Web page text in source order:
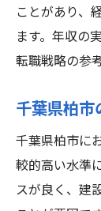
ことがあり、
ます。年収の
転職戦略の参
千葉県柏
千葉県柏市に
較的高い水準
スが良く、建